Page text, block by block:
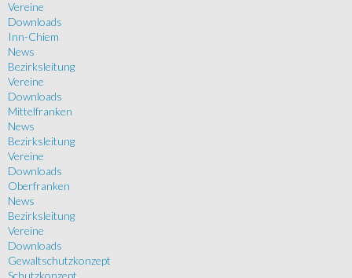
Vereine
Downloads
Inn-Chiem
News
Bezirksleitung
Vereine
Downloads
Mittelfranken
News
Bezirksleitung
Vereine
Downloads
Oberfranken
News
Bezirksleitung
Vereine
Downloads
Gewaltschutzkonzept
Schutzkonzept